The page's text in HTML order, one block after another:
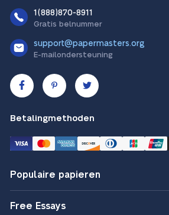
1(888)870-8911
Gratis belnummer
support@papermasters.org
E-mailondersteuning
Betalingmethoden
Populaire papieren
Free Essays